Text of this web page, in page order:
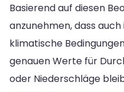
Basierend auf diesen
anzunehmen, dass
klimatische
genauen Werte für
oder Niederschläge